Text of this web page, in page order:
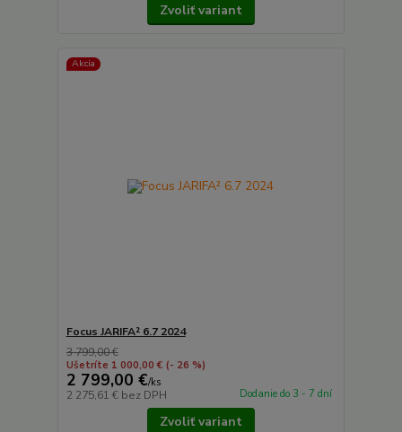
Zvoliť variant
Akcia
Focus JARIFA² 6.7 2024
3 799,00 €
Ušetríte 1 000,00 € (- 26 %)
2 799,00 €/ks
2 275,61 € bez DPH Dodanie do 3 - 7 dní
Zvoliť variant